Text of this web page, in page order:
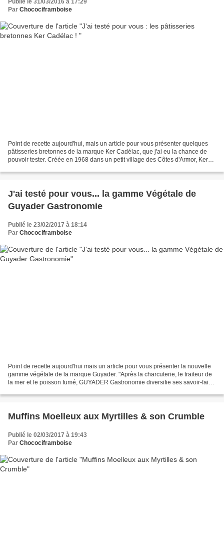
Publié le 31/03/2016 à 17:29
Par Chocociframboise
Point de recette aujourd'hui, mais un article pour vous présenter quelques
pâtisseries bretonnes de la marque Ker Cadélac, que j'ai eu la chance de
pouvoir tester. Créée en 1968 dans un petit village des Côtes d'Armor, Ker
J'ai testé pour vous... la gamme Végétale de
Guyader Gastronomie
Publié le 23/02/2017 à 18:14
Par Chocociframboise
Point de recette aujourd'hui mais un article pour vous présenter la nouvelle
gamme végétale de la marque Guyader. "Après la charcuterie, le traiteur de
la mer et le poisson fumé, GUYADER Gastronomie diversifie ses savoir-faire
Muffins Moelleux aux Myrtilles & son Crumble
Publié le 02/03/2017 à 19:43
Par Chocociframboise